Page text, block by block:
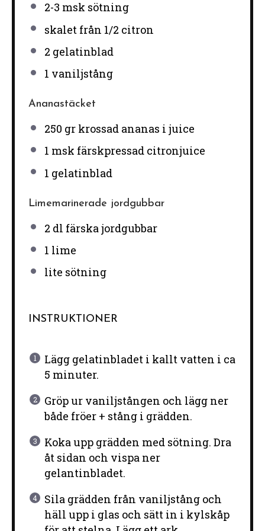
2-3 msk sötning
skalet från 1/2 citron
2 gelatinblad
1 vaniljstång
Ananastäcket
250 gr krossad ananas i juice
1 msk färskpressad citronjuice
1 gelatinblad
Limemarinerade jordgubbar
2 dl färska jordgubbar
1 lime
lite sötning
INSTRUKTIONER
Lägg gelatinbladet i kallt vatten i ca
5 minuter.
Gröp ur vaniljstången och lägg ner
både fröer + stång i grädden.
Koka upp grädden med sötning. Dra
åt sidan och vispa ner
gelantinbladet.
Sila grädden från vaniljstång och
häll upp i glas och sätt in i kylskåp